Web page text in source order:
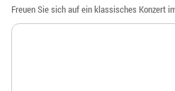
Freuen Sie sich auf ein klassisches Konzert